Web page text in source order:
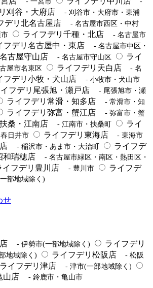
刈谷・大府店
- 刈谷市・大府市・東浦
デリ北名古屋店
- 名古屋市西区・中村
ライフデリ千種・北店
- 名古屋市
フデリ名古屋中・東店
- 名古屋市中区・
古屋守山店 - 名古屋市守山区
ライ
屋市名東区 ライフデリ天白店
- 名
フデリ小牧・犬山店
- 小牧市・犬山市
フデリ尾張旭・瀬戸店
- 尾張旭市・瀬
ライフデリ常滑・知多店
- 常滑市・知
ライフデリ弥富・蟹江店
- 弥富市・蟹
桑・江南店 - 江南市・扶桑町
ライ
日井市 ライフデリ東海店 - 東海市
- 稲沢市・あま市・大治町
ライフデ
和瑞穂店
- 名古屋市緑区・南区・熱田区・
イフデリ豊川店 - 豊川市
ライフデ
部地域除く)
せ
- 伊勢市(一部地域除く)
ライフデリ
地域除く) ライフデリ松阪店
- 松阪
ライフデリ津店 - 津市(一部地域除く)
山店 - 鈴鹿市・亀山市